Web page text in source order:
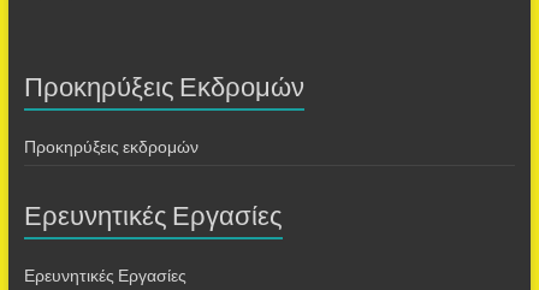
Προκηρύξεις Εκδρομών
Προκηρύξεις εκδρομών
Ερευνητικές Εργασίες
Ερευνητικές Εργασίες